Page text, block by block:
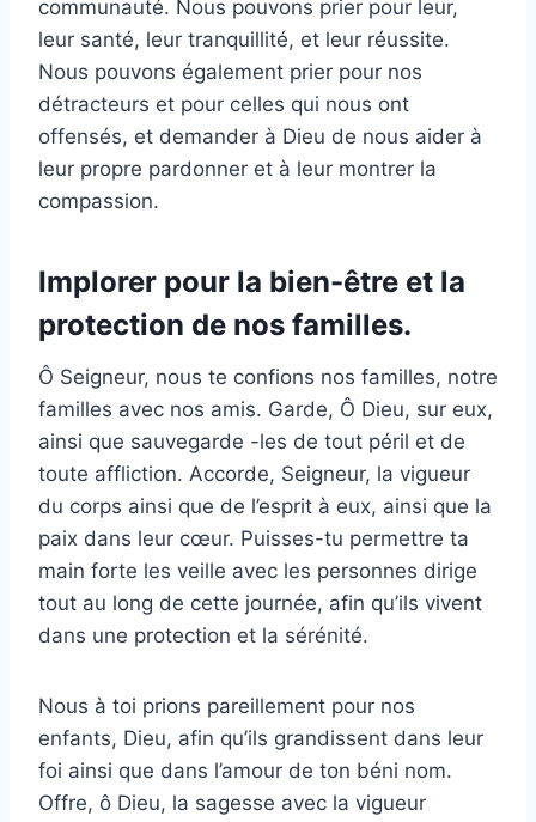
communauté. Nous pouvons prier pour leur,
leur santé, leur tranquillité, et leur réussite.
Nous pouvons également prier pour nos
détracteurs et pour celles qui nous ont
offensés, et demander à Dieu de nous aider à
leur propre pardonner et à leur montrer la
compassion.
Implorer pour la bien-être et la
protection de nos familles.
Ô Seigneur, nous te confions nos familles, notre
familles avec nos amis. Garde, Ô Dieu, sur eux,
ainsi que sauvegarde -les de tout péril et de
toute affliction. Accorde, Seigneur, la vigueur
du corps ainsi que de l’esprit à eux, ainsi que la
paix dans leur cœur. Puisses-tu permettre ta
main forte les veille avec les personnes dirige
tout au long de cette journée, afin qu’ils vivent
dans une protection et la sérénité.
Nous à toi prions pareillement pour nos
enfants, Dieu, afin qu’ils grandissent dans leur
foi ainsi que dans l’amour de ton béni nom.
Offre, ô Dieu, la sagesse avec la vigueur